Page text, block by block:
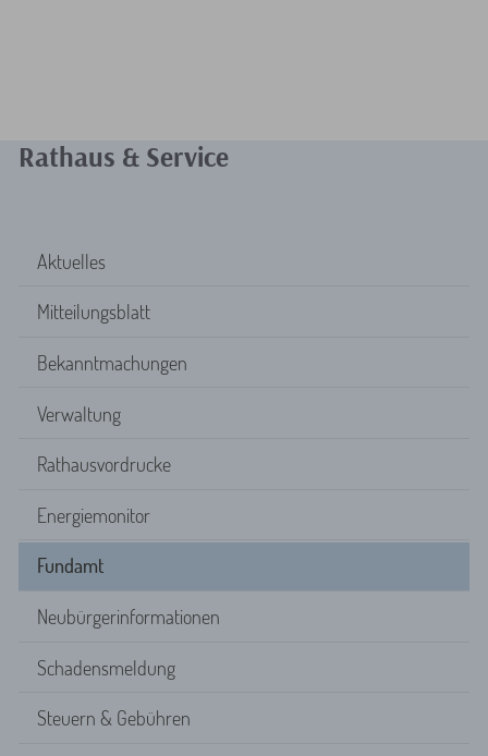
Rathaus & Service
Aktuelles
Mitteilungsblatt
Bekanntmachungen
Verwaltung
Rathausvordrucke
Energiemonitor
Fundamt
Neubürgerinformationen
Schadensmeldung
Steuern & Gebühren